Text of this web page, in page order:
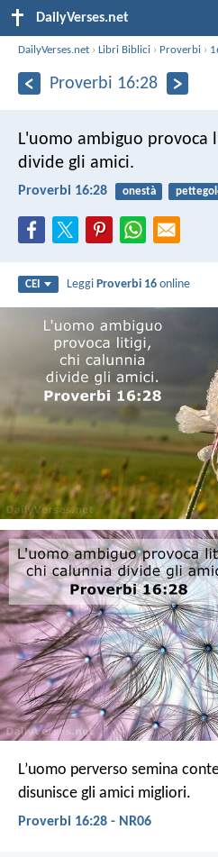
DailyVerses.net
DailyVerses.net ›Libri Biblici › Proverbi ›
Proverbi 16:28
L'uomo ambiguo provoca
divide gli amici.
Proverbi 16:28 onestà
CEI LeggiProverbi 16 online
L’uomo perverso semina
disunisce gli amici migliori.
Proverbi 16:28 - NR06